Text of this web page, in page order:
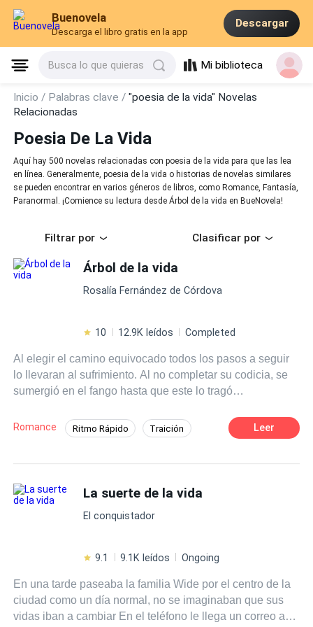
Buenovela
Descarga el libro gratis en la app
Descargar
Busca lo que quieras Mi biblioteca
Inicio / Palabras clave /"poesia de la vida" Novelas
Relacionadas
Poesia De La Vida
Aquí hay 500 novelas relacionadas con poesia de la vida para que las lea
en línea. Generalmente, poesia de la vida o historias de novelas similares
se pueden encontrar en varios géneros de libros, como Romance, Fantasía,
Paranormal. ¡Comience su lectura desde Árbol de la vida en BueNovela!
Filtrar por Clasificar por
Árbol de la vida
Rosalía Fernández de Córdova
10 12.9K leídos Completed
Al elegir el camino equivocado todos los pasos a seguir
lo llevaran al sufrimiento. Al no completar su codicia, se
sumergió en el fango hasta que este lo tragó
temprano, quién causa el mal tiene su merecido. Árbol, el
día que te seques se secará mi vida...
Romance Ritmo Rápido Traición Leer
La suerte de la vida
El conquistador
9.1 9.1K leídos Ongoing
En una tarde paseaba la familia Wide por el centro de la
ciudad como un día normal, no se imaginaban que sus
vidas iban a cambiar En el teléfono le llega un correo a